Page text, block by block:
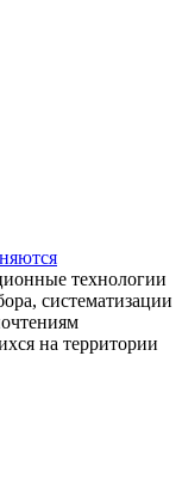
технологии
систематизации
на территории